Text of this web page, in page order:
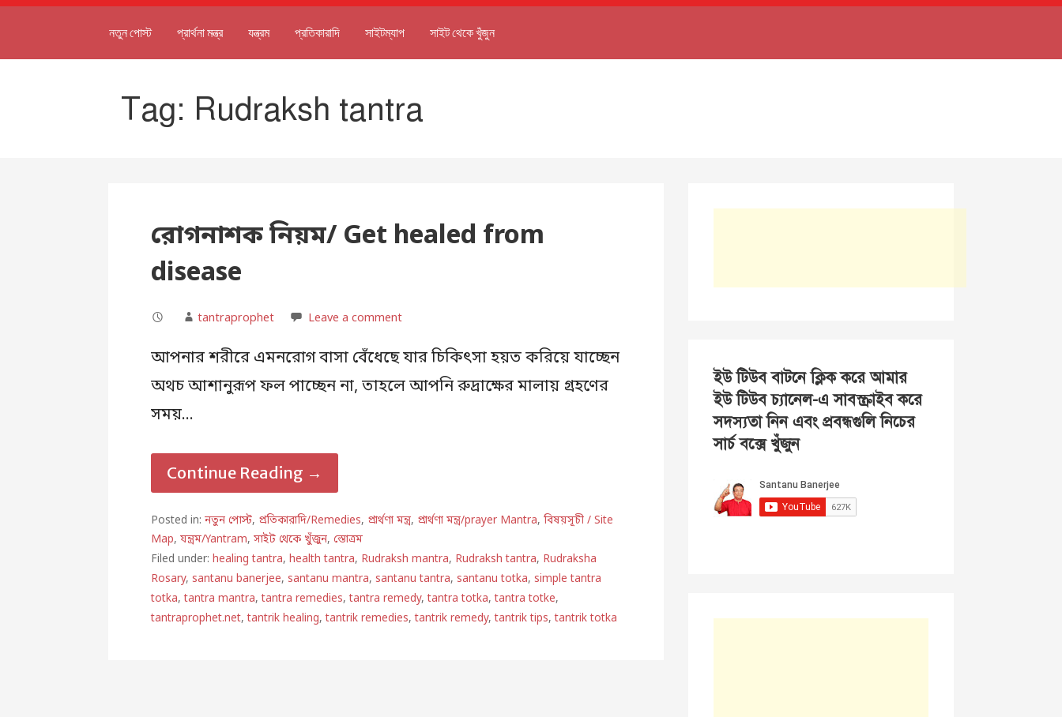
নতুন পোস্ট প্রার্থনা মন্ত্র যন্ত্রম প্রতিকারাদি সাইটম্যাপ সাইট থেকে খুঁজুন
Tag: Rudraksh tantra
রোগনাশক নিয়ম/ Get healed from
disease
tantraprophet Leave a comment
আপনার শরীরে এমনরোগ বাসা বেঁধেছে যার চিকিৎসা হয়ত করিয়ে যাচ্ছেন
অথচ আশানুরূপ ফল পাচ্ছেন না, তাহলে আপনি রুদ্রাক্ষের মালায় গ্রহণের
সময়…
Continue Reading →
Posted in:নতুন পোস্ট, প্রতিকারাদি/Remedies, প্রার্থণা মন্ত্র, প্রার্থণা মন্ত্র/prayer Mantra,বিষয়সূচী / Site
Map,যন্ত্রম/Yantram,সাইট থেকে খুঁজুন, স্তোত্রম
Filed under:healing tantra,health tantra, Rudraksh mantra, Rudraksh tantra, Rudraksha
Rosary, santanu banerjee, santanu mantra, santanu tantra, santanu totka, simple tantra
totka,tantra mantra,tantra remedies,tantra remedy,tantra totka,tantra totke,
tantraprophet.net,tantrik healing,tantrik remedies,tantrik remedy,tantrik tips,tantrik totka
ইউ টিউব বাটনে ক্লিক করে আমার
ইউ টিউব চ্যানেল-এ সাবস্ক্রাইব করে
সদস্যতা নিন এবং প্রবন্ধগুলি নিচের
সার্চ বক্সে খুঁজুন